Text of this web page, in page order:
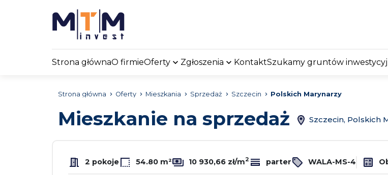
Strona głównaO firmieOferty Zgłoszenia KontaktSzukamy gruntów
Strona główna Oferty Mieszkania Sprzedaż Szczecin Polskich Marynarzy
Mieszkanie na sprzedaż Szczecin, Polskich
2 pokoje 54.80 m² 10 930,66 zł/m2 parter WALA-MS-4